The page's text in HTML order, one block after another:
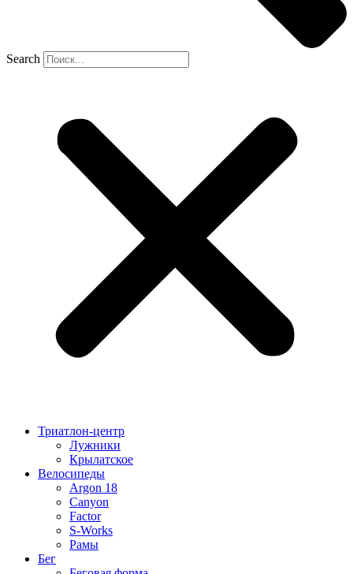
Search
Триатлон-центр
Лужники
Крылатское
Велосипеды
Argon 18
Canyon
Factor
S-Works
Рамы
Бег